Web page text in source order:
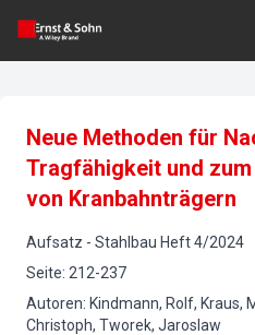
Neue Methoden für
Tragfähigkeit und
von Kranbahnträgern
Aufsatz - Stahlbau Heft4/2024
Seite: 212-237
Autoren: Kindmann, Rolf, Kraus,
Christoph, Tworek, Jaroslaw